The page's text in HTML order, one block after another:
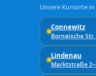
Unsere Kursorte in
Connewitz
Bornaische Str.
Lindenau
Marktstraße